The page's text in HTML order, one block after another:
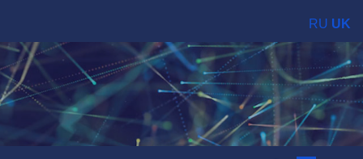
RU UK